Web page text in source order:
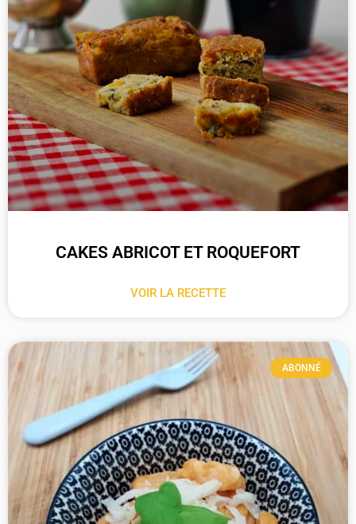
CAKES ABRICOT ET ROQUEFORT
VOIR LA RECETTE
ABONNÉ